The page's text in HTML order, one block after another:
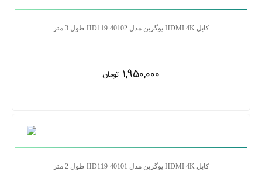
کابل HDMI 4K یوگرین مدل HD119-40102 طول 3 متر
1,950,000 تومان
کابل HDMI 4K یوگرین مدل HD119-40101 طول 2 متر